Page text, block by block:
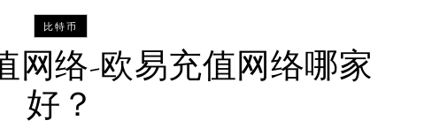
比特币
网络-欧易充值网络哪家
好？